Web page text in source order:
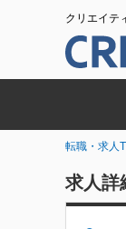
クリエイテ
転職・求人
求人詳